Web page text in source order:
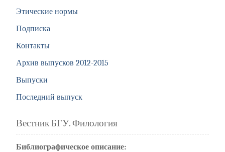
Этические нормы
Подписка
Контакты
Архив выпусков 2012-2015
Выпуски
Последний выпуск
Вестник БГУ. Филология
Библиографическое описание: